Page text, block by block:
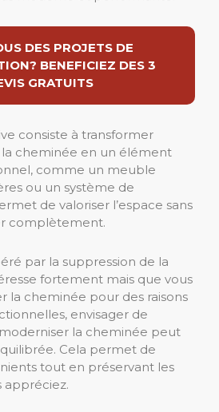
DES PROJETS DE
BENEFICIEZ DES 3
GRATUITS
consiste à transformer
la cheminée en un élément
comme un meuble
ou un système de
de valoriser l’espace sans
complètement.
par la suppression de la
fortement mais que vous
la cheminée pour des raisons
envisager de
la cheminée peut
Cela permet de
tout en préservant les
appréciez.